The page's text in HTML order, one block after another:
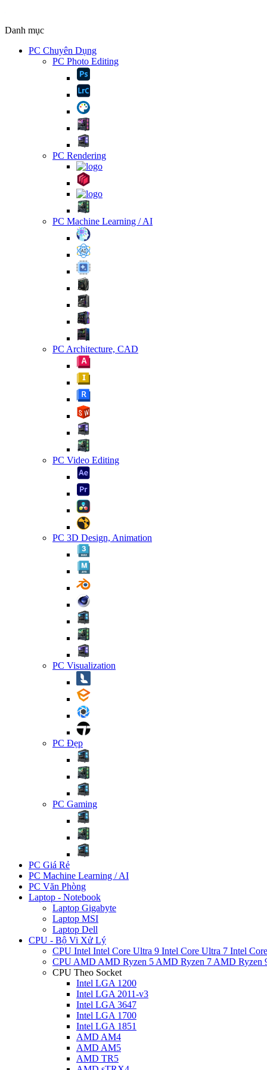
Danh mục
PC Chuyên Dụng
PC Photo Editing
PC Rendering
PC Machine Learning / AI
PC Architecture, CAD
PC Video Editing
PC 3D Design, Animation
PC Visualization
PC Đẹp
PC Gaming
PC Giá Rẻ
PC Machine Learning / AI
PC Văn Phòng
Laptop - Notebook
Laptop Gigabyte
Laptop MSI
Laptop Dell
CPU - Bộ Vi Xử Lý
CPU Intel Intel Core Ultra 9 Intel Core Ultra 7 Intel
CPU AMD AMD Ryzen 5 AMD Ryzen 7 AMD Ryzen
CPU Theo Socket
Intel LGA 1200
Intel LGA 2011-v3
Intel LGA 3647
Intel LGA 1700
Intel LGA 1851
AMD AM4
AMD AM5
AMD TR5